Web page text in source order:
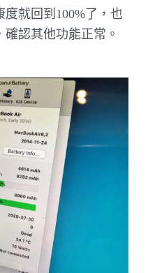
就回到100%了，也
認其他功能正常。